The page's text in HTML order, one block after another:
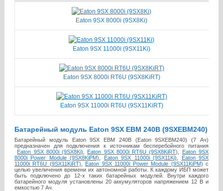
Eaton 9SX 8000i (9SX8Ki)
Eaton 9SX 11000i (9SX11Ki)
Eaton 9SX 8000i RT6U (9SX8KiRT)
Eaton 9SX 11000i RT6U (9SX11KiRT)
Батарейный модуль Eaton 9SX EBM 240В (9SXEBM240)
Батарейный модуль Eaton 9SX EBM 240В (Eaton 9SXEBM240) (7 Ач)
предназначен для подключения к источникам бесперебойного питания
Eaton 9SX 8000i (9SX8Ki)
Eaton 9SX 8000i RT6U (9SX8KiRT)
Eaton 9SX
8000i Power Module (9SX8KiPM)
Eaton 9SX 11000i (9SX11Ki)
Eaton 9SX
11000i RT6U (9SX11KiRT)
Eaton 9SX 11000i Power Module (9SX11KiPM) с
целью увеличения времени их автономной работы. К каждому ИБП может
быть подключено до 12-х таких батарейных модулей. Внутри каждого
батарейного модуля установлены 20 аккумуляторов напряжением 12 В и
емкостью 7 Ач.